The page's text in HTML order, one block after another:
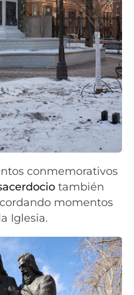
conmemorativos
también
momentos
Iglesia.